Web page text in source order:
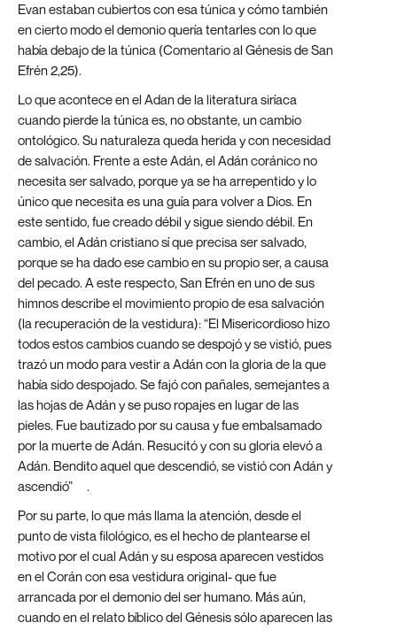
Evan estaban cubiertos con esa túnica y cómo también
en cierto modo el demonio quería tentarles con lo que
había debajo de la túnica (Comentario al Génesis de San
Efrén 2,25).
Lo que acontece en el Adan de la literatura siríaca
cuando pierde la túnica es, no obstante, un cambio
ontológico. Su naturaleza queda herida y con necesidad
de salvación. Frente a este Adán, el Adán coránico no
necesita ser salvado, porque ya se ha arrepentido y lo
único que necesita es una guía para volver a Dios. En
este sentido, fue creado débil y sigue siendo débil. En
cambio, el Adán cristiano sí que precisa ser salvado,
porque se ha dado ese cambio en su propio ser, a causa
del pecado. A este respecto, San Efrén en uno de sus
himnos describe el movimiento propio de esa salvación
(la recuperación de la vestidura): “El Misericordioso hizo
todos estos cambios cuando se despojó y se vistió, pues
trazó un modo para vestir a Adán con la gloria de la que
había sido despojado. Se fajó con pañales, semejantes a
las hojas de Adán y se puso ropajes en lugar de las
pieles. Fue bautizado por su causa y fue embalsamado
por la muerte de Adán. Resucitó y con su gloria elevó a
Adán. Bendito aquel que descendió, se vistió con Adán y
ascendió”
.
Por su parte, lo que más llama la atención, desde el
punto de vista filológico, es el hecho de plantearse el
motivo por el cual Adán y su esposa aparecen vestidos
en el Corán con esa vestidura original- que fue
arrancada por el demonio del ser humano. Más aún,
cuando en el relato bíblico del Génesis sólo aparecen las